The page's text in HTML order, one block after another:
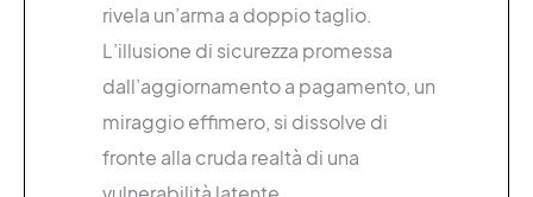
rivela un’arma a doppio taglio.
L’illusione di sicurezza promessa
dall’aggiornamento a pagamento, un
miraggio effimero, si dissolve di
fronte alla cruda realtà di una